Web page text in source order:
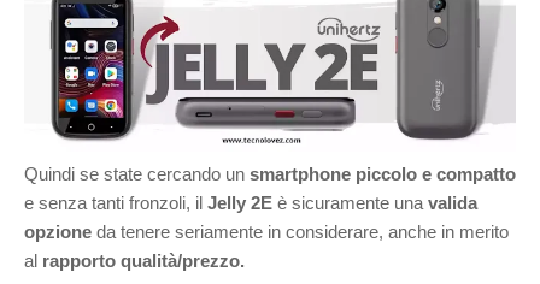
Quindi se state cercando un smartphone piccolo e compatto
e senza tanti fronzoli, il Jelly 2E è sicuramente una valida
opzione da tenere seriamente in considerare, anche in merito
al rapporto qualità/prezzo.